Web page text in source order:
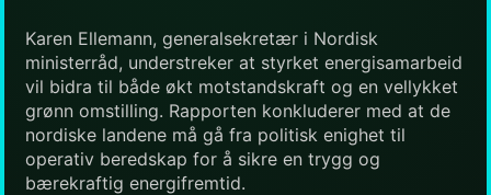
Karen Ellemann, generalsekretær i Nordisk
ministerråd, understreker at styrket energisamarbeid
vil bidra til både økt motstandskraft og en vellykket
grønn omstilling. Rapporten konkluderer med at de
nordiske landene må gå fra politisk enighet til
operativ beredskap for å sikre en trygg og
bærekraftig energifremtid.